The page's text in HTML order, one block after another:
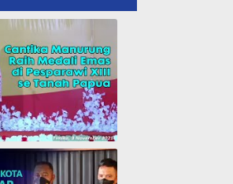
Cantika Manurung Raih Medali Emas di Pesparawi XIII se Tanah Papua